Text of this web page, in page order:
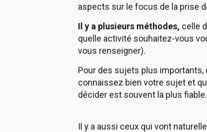
aspects sur le focus de la prise
Il y a plusieurs méthodes, celle
quelle activité souhaitez-vous
vous renseigner).
Pour des sujets plus importants,
connaissez bien votre sujet et
décider est souvent la plus fiable.
Il y a aussi ceux qui vont